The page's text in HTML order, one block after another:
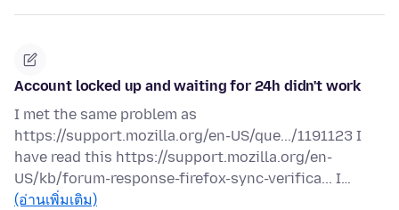
Account locked up and waiting for 24h didn't work
I met the same problem as
https://support.mozilla.org/en-US/que.../1191123 I
have read this https://support.mozilla.org/en-
US/kb/forum-response-firefox-sync-verifica... I…
(อ่านเพิ่มเติม)